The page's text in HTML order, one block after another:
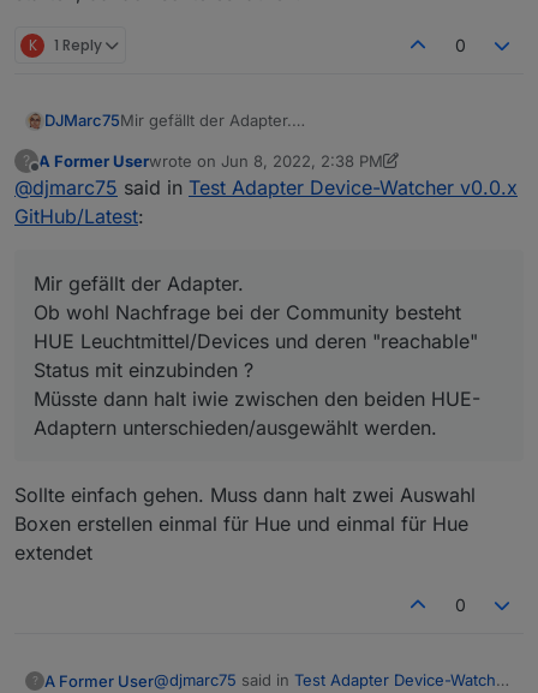
K 1 Reply 0
DJMarc75Mir gefällt der Adapter.
Leuchtmittel/Devices und deren "reachable" Status
mit einzubinden ?
Müsste dann halt iwie zwischen den beiden HUE-
?
Offline
A Former Userwrote on Jun 8, 2022, 2:38 PM
last edited by A Former User Jun 8, 2022, 4:38 PM
@djmarc75 said in Test Adapter Device-Watcher v0.0.x
GitHub/Latest:
Mir gefällt der Adapter.
Ob wohl Nachfrage bei der Community besteht
HUE Leuchtmittel/Devices und deren "reachable"
Status mit einzubinden ?
Müsste dann halt iwie zwischen den beiden HUE-
Adaptern unterschieden/ausgewählt werden.
Sollte einfach gehen. Muss dann halt zwei Auswahl
Boxen erstellen einmal für Hue und einmal für Hue
extendet
0
? A Former User@djmarc75 said in Test Adapter Device-Watcher